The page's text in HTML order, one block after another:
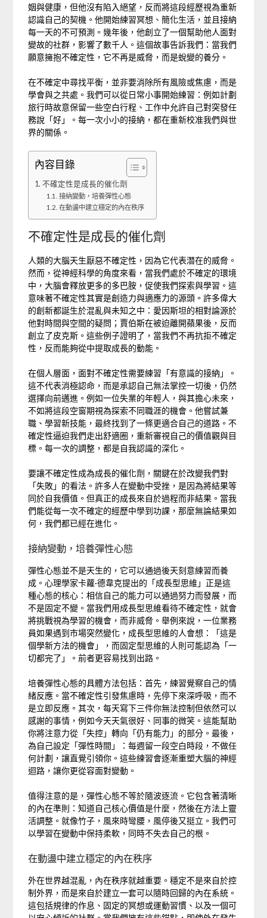
姻與健康，但他沒有陷入絕望，反而將這段經歷視為重新
認識自己的契機。他開始練習冥想、簡化生活，並且接納
每一天的不可預測。幾年後，他創立了一個幫助他人面對
變故的社群，影響了數千人。這個故事告訴我們：當我們
願意擁抱不確定性，它不再是威脅，而是蛻變的養分。
在不確定中尋找平衡，並非要消除所有風險或焦慮，而是
學會與之共處。我們可以從日常小事開始練習：例如計劃
旅行時故意保留一些空白行程、工作中允許自己對突發任
務說「好」。每一次小小的接納，都在重新校准我們與世
界的關係。
內容目錄
不確定性是成長的催化劑
接納變動，培養彈性心態
在動盪中建立穩定的內在秩序
不確定性是成長的催化劑
人類的大腦天生厭惡不確定性，因為它代表潛在的威脅。
然而，從神經科學的角度來看，當我們處於不確定的環境
中，大腦會釋放更多的多巴胺，促使我們探索與學習。這
意味著不確定性其實是創造力與適應力的源頭。許多偉大
的創新都誕生於混亂與未知之中：愛因斯坦的相對論源於
他對時間與空間的疑問；賈伯斯在被迫離開蘋果後，反而
創立了皮克斯。這些例子證明了，當我們不再抗拒不確定
性，反而能夠從中提取成長的動能。
在個人層面，面對不確定性需要練習「有意識的接納」。
這不代表消極認命，而是承認自己無法掌控一切後，仍然
選擇向前邁進。例如一位失業的年輕人，與其擔心未來，
不如將這段空窗期視為探索不同職涯的機會。他嘗試兼
職、學習新技能，最終找到了一條更適合自己的道路。不
確定性逼迫我們走出舒適圈，重新審視自己的價值觀與目
標。每一次的調整，都是自我認識的深化。
要讓不確定性成為成長的催化劑，關鍵在於改變我們對
「失敗」的看法。許多人在變動中受挫，是因為將結果等
同於自我價值。但真正的成長來自於過程而非結果。當我
們能從每一次不確定的經歷中學到功課，那麼無論結果如
何，我們都已經在進化。
接納變動，培養彈性心態
彈性心態並不是天生的，它可以通過後天刻意練習而養
成。心理學家卡蘿·德韋克提出的「成長型思維」正是這
種心態的核心：相信自己的能力可以通過努力而發展，而
不是固定不變。當我們用成長型思維看待不確定性，就會
將挑戰視為學習的機會，而非威脅。舉例來說，一位業務
員如果遇到市場突然變化，成長型思維的人會想：「這是
個學新方法的機會」，而固定型思維的人則可能認為「一
切都完了」。前者更容易找到出路。
培養彈性心態的具體方法包括：首先，練習覺察自己的情
緒反應。當不確定性引發焦慮時，先停下來深呼吸，而不
是立即反應。其次，每天寫下三件你無法控制但依然可以
感謝的事情，例如今天天氣很好、同事的微笑。這能幫助
你將注意力從「失控」轉向「仍有能力」的部分。最後，
為自己設定「彈性時間」：每週留一段空白時段，不做任
何計劃，讓直覺引領你。這些練習會逐漸重塑大腦的神經
迴路，讓你更從容面對變動。
值得注意的是，彈性心態不等於隨波逐流。它包含著清晰
的內在準則：知道自己核心價值是什麼，然後在方法上靈
活調整。就像竹子，風來時彎腰，風停後又挺立。我們可
以學習在變動中保持柔軟，同時不失去自己的根。
在動盪中建立穩定的內在秩序
外在世界越混亂，內在秩序就越重要。穩定不是來自於控
制外界，而是來自於建立一套可以隨時回歸的內在系統。
這包括規律的作息、固定的冥想或運動習慣、以及一個可